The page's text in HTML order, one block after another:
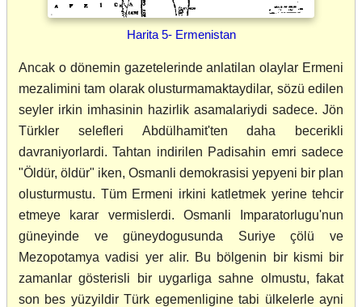
Harita 5- Ermenistan
Ancak o dönemin gazetelerinde anlatilan olaylar Ermeni
mezalimini tam olarak olusturmamaktaydilar, sözü edilen
seyler irkin imhasinin hazirlik asamalariydi sadece. Jön
Türkler selefleri Abdülhamit'ten daha becerikli
davraniyorlardi. Tahtan indirilen Padisahin emri sadece
"Öldür, öldür" iken, Osmanli demokrasisi yepyeni bir plan
olusturmustu. Tüm Ermeni irkini katletmek yerine tehcir
etmeye karar vermislerdi. Osmanli Imparatorlugu'nun
güneyinde ve güneydogusunda Suriye çölü ve
Mezopotamya vadisi yer alir. Bu bölgenin bir kismi bir
zamanlar gösterisli bir uygarliga sahne olmustu, fakat
son bes yüzyildir Türk egemenligine tabi ülkelerle ayni